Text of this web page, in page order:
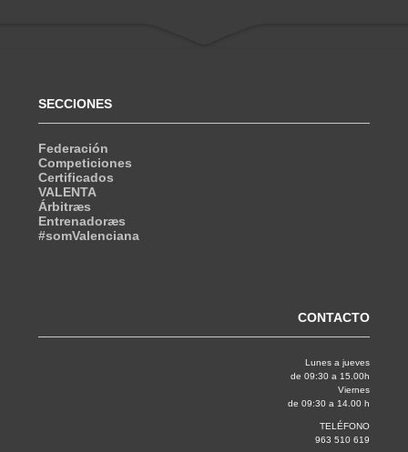
SECCIONES
Federación
Competiciones
Certificados
VALENTA
Árbitræs
Entrenadoræs
#somValenciana
CONTACTO
Lunes a jueves
de 09:30 a 15.00h
Viernes
de 09:30 a 14.00 h
TELÉFONO
963 510 619